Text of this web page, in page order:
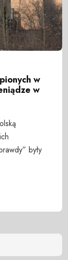
w
w
były